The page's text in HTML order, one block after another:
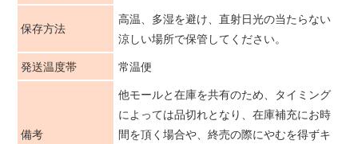
保存方法
高温、多湿を避け、直射日光の当たらない
涼しい場所で保管してください。
発送温度帯 常温便
備考
他モールと在庫を共有のため、タイミング
によっては品切れとなり、在庫補充にお時
間を頂く場合や、終売の際にやむを得ずキ